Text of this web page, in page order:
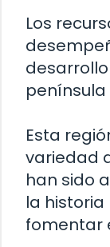
Los
península
Esta
variedad
han sido
la
fomentar